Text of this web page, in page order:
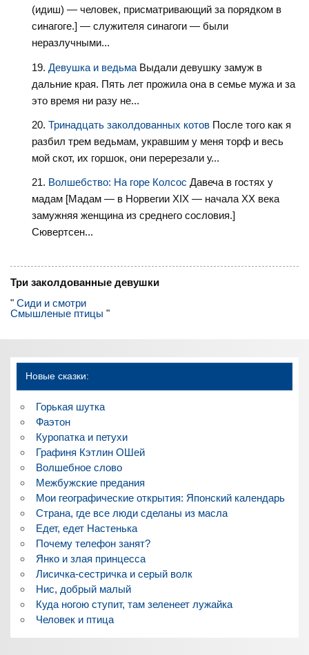
(идиш) — человек, присматривающий за порядком в
синагоге.] — служителя синагоги — были
неразлучными...
Девушка и ведьма Выдали девушку замуж в
дальние края. Пять лет прожила она в семье мужа и за
это время ни разу не...
Тринадцать заколдованных котов После того как я
разбил трем ведьмам, укравшим у меня торф и весь
мой скот, их горшок, они перерезали у...
Волшебство: На горе Колсос Давеча в гостях у
мадам [Мадам — в Норвегии XIX — начала XX века
замужняя женщина из среднего сословия.]
Сювертсен...
Три заколдованные девушки
"Сиди и смотри
Смышленые птицы "
Новые сказки:
Горькая шутка
Фаэтон
Куропатка и петухи
Графиня Кэтлин ОШей
Волшебное слово
Межбужские предания
Мои географические открытия: Японский календарь
Страна, где все люди сделаны из масла
Едет, едет Настенька
Почему телефон занят?
Янко и злая принцесса
Лисичка-сестричка и серый волк
Нис, добрый малый
Куда ногою ступит, там зеленеет лужайка
Человек и птица